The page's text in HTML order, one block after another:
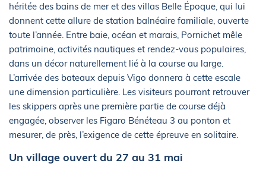
héritée des bains de mer et des villas Belle Époque, qui lui
donnent cette allure de station balnéaire familiale, ouverte
toute l’année. Entre baie, océan et marais, Pornichet mêle
patrimoine, activités nautiques et rendez-vous populaires,
dans un décor naturellement lié à la course au large.
L’arrivée des bateaux depuis Vigo donnera à cette escale
une dimension particulière. Les visiteurs pourront retrouver
les skippers après une première partie de course déjà
engagée, observer les Figaro Bénéteau 3 au ponton et
mesurer, de près, l’exigence de cette épreuve en solitaire.
Un village ouvert du 27 au 31 mai